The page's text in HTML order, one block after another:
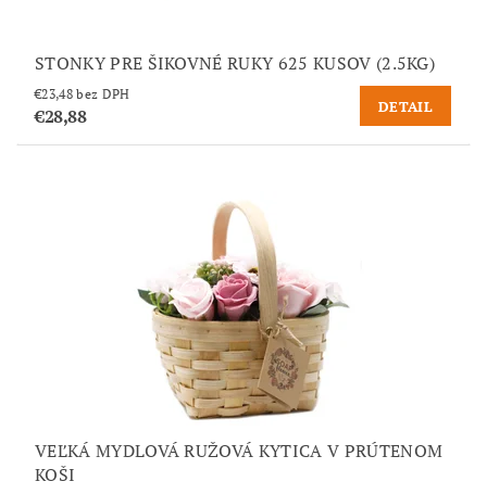
STONKY PRE ŠIKOVNÉ RUKY 625 KUSOV (2.5KG)
€23,48 bez DPH
€28,88 DETAIL
VEĽKÁ MYDLOVÁ RUŽOVÁ KYTICA V PRÚTENOM
KOŠI